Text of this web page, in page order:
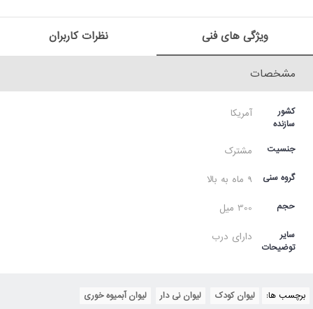
ویژگی های فنی نظرات کاربران
مشخصات
کشور
سازنده
آمریکا
جنسیت مشترک
گروه سنی 9 ماه به بالا
حجم 300 میل
سایر
توضیحات
دارای درب
برچسب ها: لیوان کودک لیوان نی دار لیوان آبمیوه خوری